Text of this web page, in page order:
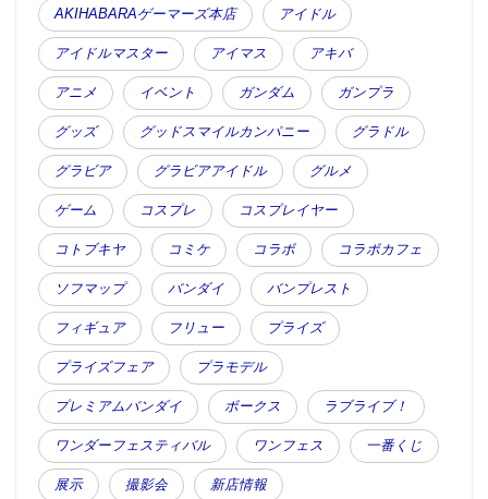
AKIHABARAゲーマーズ本店 アイドル
アイドルマスター アイマス アキバ
アニメ イベント ガンダム ガンプラ
グッズ グッドスマイルカンパニー グラドル
グラビア グラビアアイドル グルメ
ゲーム コスプレ コスプレイヤー
コトブキヤ コミケ コラボ コラボカフェ
ソフマップ バンダイ バンプレスト
フィギュア フリュー プライズ
プライズフェア プラモデル
プレミアムバンダイ ボークス ラブライブ！
ワンダーフェスティバル ワンフェス 一番くじ
展示 撮影会 新店情報